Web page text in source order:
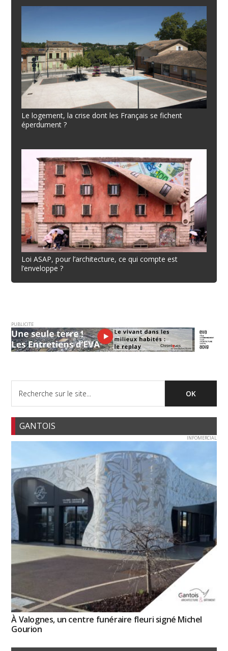
Le logement, la crise dont les Français se fichent
éperdument ?
Loi ASAP, pour l’architecture, ce qui compte est
l’enveloppe ?
PUBLICITE
GANTOIS
INFOMERCIAL
À Valognes, un centre funéraire fleuri signé Michel
Gourion